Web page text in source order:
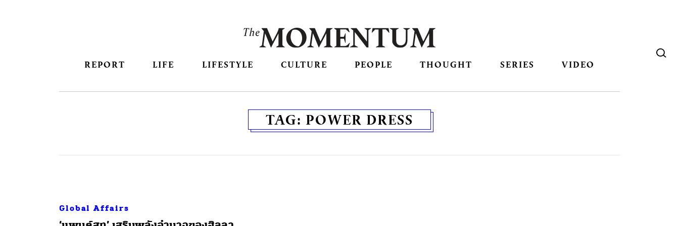
REPORT LIFE LIFESTYLE CULTURE PEOPLE THOUGHT SERIES VIDEO
TAG: POWER DRESS
Global Affairs